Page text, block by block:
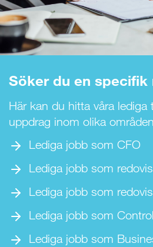
Söker du en specifik
Här kan du hitta våra lediga
uppdrag inom olika
Lediga jobb som CFO
Lediga jobb som
Lediga jobb som
Lediga jobb som
Lediga jobb som